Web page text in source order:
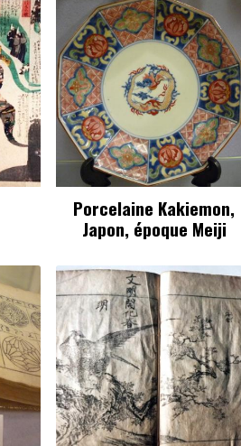
Porcelaine Kakiemon,
Japon, époque Meiji